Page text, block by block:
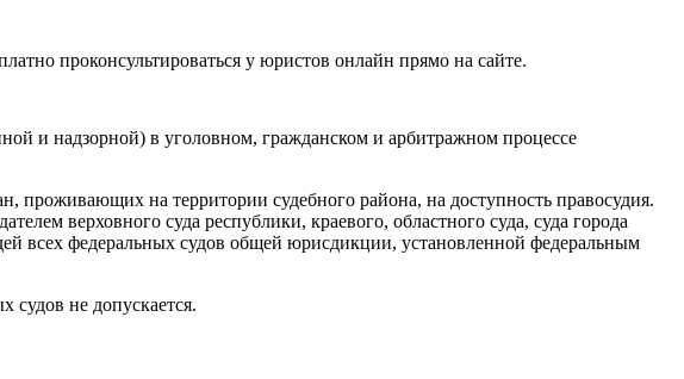
проконсультироваться у юристов онлайн прямо на сайте.
и надзорной) в уголовном, гражданском и арбитражном процессе
проживающих на территории судебного района, на доступность правосудия.
верховного суда республики, краевого, областного суда, суда города
всех федеральных судов общей юрисдикции, установленной федеральным
судов не допускается.